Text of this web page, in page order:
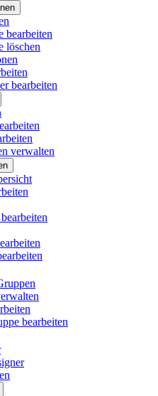
bearbeiten
löschen
bearbeiten
verwalten
bearbeiten